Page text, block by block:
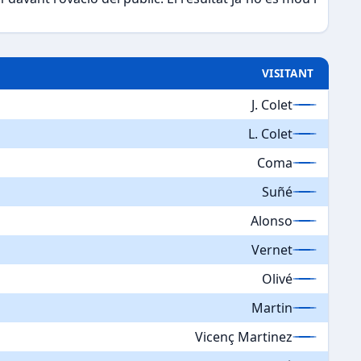
VISITANT
J. Colet
L. Colet
Coma
Suñé
Alonso
Vernet
Olivé
Martin
Vicenç Martinez